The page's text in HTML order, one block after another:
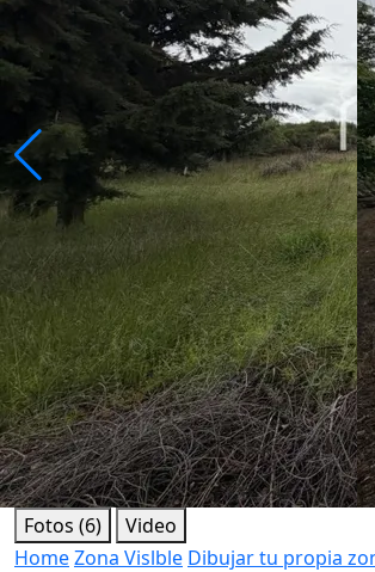
Fotos (6)
Video
HomeZona Vislble Dibujar tu propia